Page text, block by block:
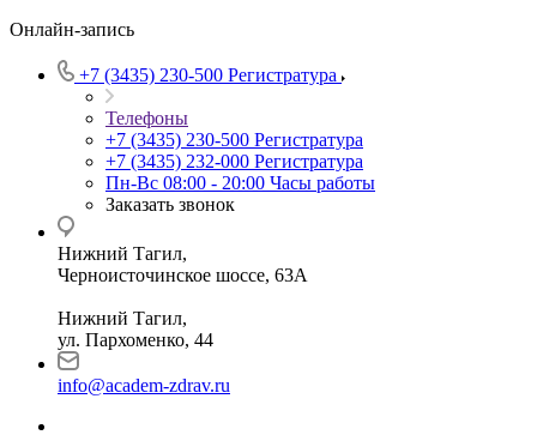
Онлайн-запись
+7 (3435) 230-500 Регистратура
Телефоны
+7 (3435) 230-500 Регистратура
+7 (3435) 232-000 Регистратура
Пн-Вс 08:00 - 20:00 Часы работы
Заказать звонок
Нижний Тагил,
Черноисточинское шоссе, 63А
Нижний Тагил,
ул. Пархоменко, 44
info@academ-zdrav.ru